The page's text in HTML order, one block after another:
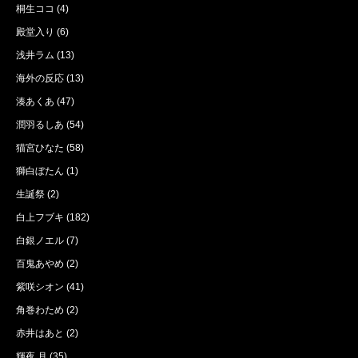
桐生ココ (4)
殿堂入り (6)
浅井ラム (13)
海外の反応 (13)
湊あくあ (47)
潤羽るしあ (54)
猫宮ひなた (58)
獅白ぼたん (1)
生誕祭 (2)
白上フブキ (182)
白銀ノエル (7)
百鬼あやめ (2)
紫咲シオン (41)
角巻わため (2)
赤井はあと (2)